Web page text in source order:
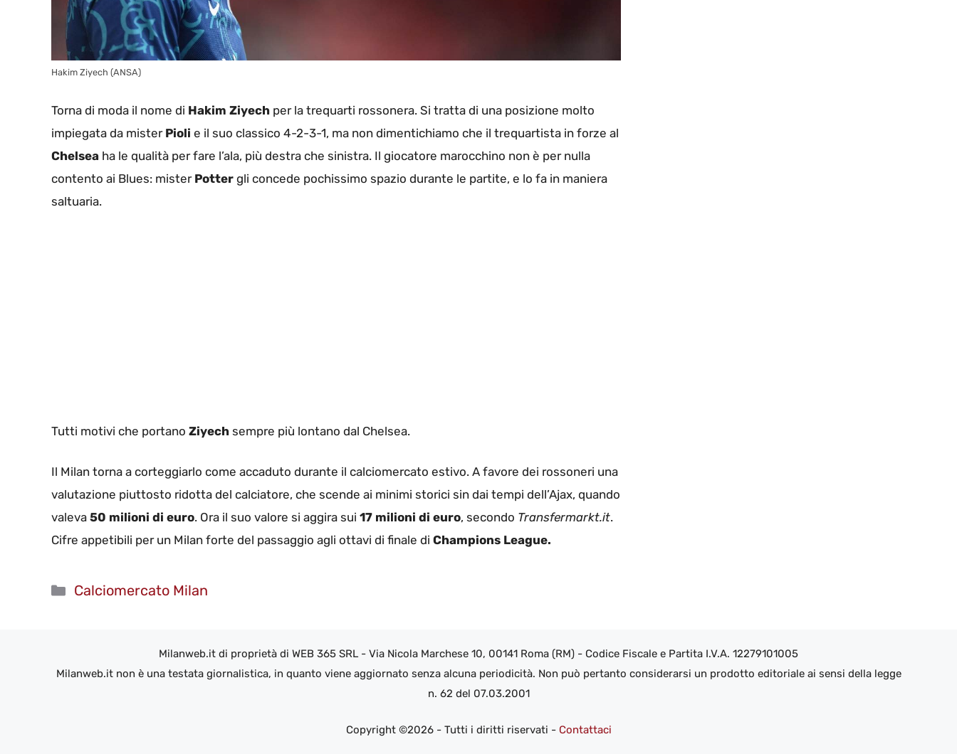
Hakim Ziyech (ANSA)
Torna di moda il nome di Hakim Ziyech per la trequarti rossonera. Si tratta di una posizione molto
impiegata da mister Pioli e il suo classico 4-2-3-1, ma non dimentichiamo che il trequartista in forze al
Chelsea ha le qualità per fare l’ala, più destra che sinistra. Il giocatore marocchino non è per nulla
contento ai Blues: mister Potter gli concede pochissimo spazio durante le partite, e lo fa in maniera
saltuaria.
Tutti motivi che portano Ziyech sempre più lontano dal Chelsea.
Il Milan torna a corteggiarlo come accaduto durante il calciomercato estivo. A favore dei rossoneri una
valutazione piuttosto ridotta del calciatore, che scende ai minimi storici sin dai tempi dell’Ajax, quando
valeva 50 milioni di euro. Ora il suo valore si aggira sui 17 milioni di euro, secondo Transfermarkt.it.
Cifre appetibili per un Milan forte del passaggio agli ottavi di finale di Champions League.
Categorie
Calciomercato Milan
Milanweb.it di proprietà di WEB 365 SRL - Via Nicola Marchese 10, 00141 Roma (RM) - Codice Fiscale e Partita I.V.A. 12279101005
Milanweb.it non è una testata giornalistica, in quanto viene aggiornato senza alcuna periodicità. Non può pertanto considerarsi un prodotto editoriale ai sensi della legge
n. 62 del 07.03.2001
Copyright ©2026 - Tutti i diritti riservati - Contattaci